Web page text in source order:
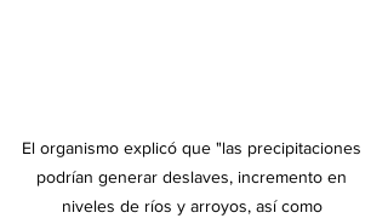
El organismo explicó que "las precipitaciones
podrían generar deslaves, incremento en
niveles de ríos y arroyos, así como